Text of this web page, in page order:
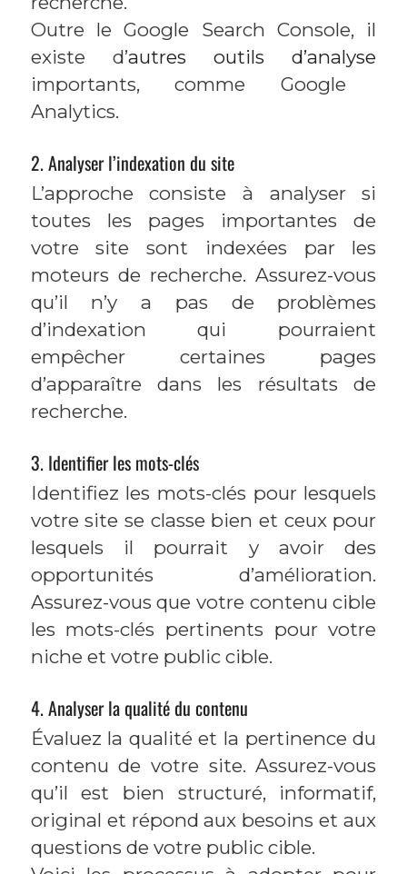
Outre le Google Search Console, il
existe d’autres outils d’analyse
importants, comme Google
Analytics.
2. Analyser l’indexation du site
L’approche consiste à analyser si
toutes les pages importantes de
votre site sont indexées par les
moteurs de recherche. Assurez-vous
qu’il n’y a pas de problèmes
d’indexation qui pourraient
empêcher certaines pages
d’apparaître dans les résultats de
recherche.
3. Identifier les mots-clés
Identifiez les mots-clés pour lesquels
votre site se classe bien et ceux pour
lesquels il pourrait y avoir des
opportunités d’amélioration.
Assurez-vous que votre contenu cible
les mots-clés pertinents pour votre
niche et votre public cible.
4. Analyser la qualité du contenu
Évaluez la qualité et la pertinence du
contenu de votre site. Assurez-vous
qu’il est bien structuré, informatif,
original et répond aux besoins et aux
questions de votre public cible.